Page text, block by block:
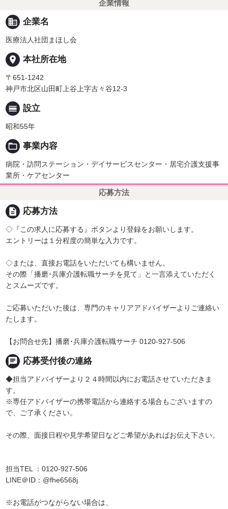
企業情報
business 企業名
医療法人社団まほし会
place 本社所在地
〒651-1242
神戸市北区山田町上谷上字古々谷12-3
calendar_view_day 設立
昭和55年
folder_open 事業内容
病院・訪問ステーション・デイサービスセンター・居宅介護支援事
業所・ケアセンター
応募方法
description 応募方法
◇『この求人に応募する』ボタンより登録をお願いします。
エントリーは１分程度の簡単な入力です。
◇または、直接お電話をいただいても構いません。
その際「播磨･兵庫介護転職サーチを見て」と一言添えていただく
とスムーズです。
ご応募いただいた後は、専門のキャリアアドバイザーよりご連絡い
たします。
【お問合せ先】播磨･兵庫介護転職サーチ 0120-927-506
chat 応募受付後の連絡
◆担当アドバイザーより２４時間以内にお電話させていただきま
す。
※専任アドバイザーの携帯電話から連絡する場合もございますの
で、ご了承ください。
その際、面接日程や見学希望日などご希望があればお伝え下さい。
担当TEL ：0120-927-506
LINE＠ID：@fhe6568j
※お電話がつながらない場合は、